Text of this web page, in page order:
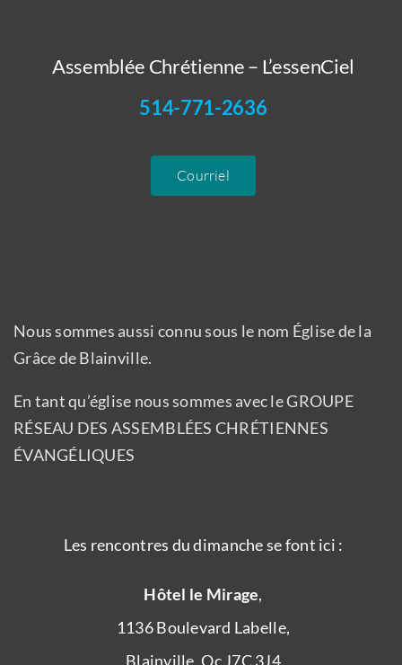
Assemblée Chrétienne – L’essenCiel
514-771-2636
Courriel
Nous sommes aussi connu sous le nom Église de la
Grâce de Blainville.
En tant qu’église nous sommes avec le GROUPE
RÉSEAU DES ASSEMBLÉES CHRÉTIENNES
ÉVANGÉLIQUES
Les rencontres du dimanche se font ici :
Hôtel le Mirage,
1136 Boulevard Labelle,
Blainville, Qc J7C 3J4